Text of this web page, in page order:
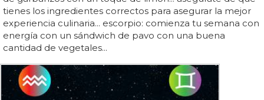
tienes los ingredientes correctos para asegurar la mejor
experiencia culinaria... escorpio: comienza tu semana con
energía con un sándwich de pavo con una buena
cantidad de vegetales...